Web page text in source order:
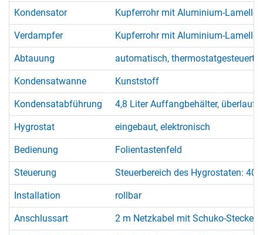
Kondensator Kupferrohr mit Aluminium-Lamellen
Verdampfer Kupferrohr mit Aluminium-Lamellen
Abtauung automatisch, thermostatgesteuert
Kondensatwanne Kunststoff
Kondensatabführung 4,8 Liter Auffangbehälter,
Hygrostat eingebaut, elektronisch
Bedienung Folientastenfeld
Steuerung Steuerbereich des Hygrostaten: 40
Installation rollbar
Anschlussart 2 m Netzkabel mit Schuko-Stecker